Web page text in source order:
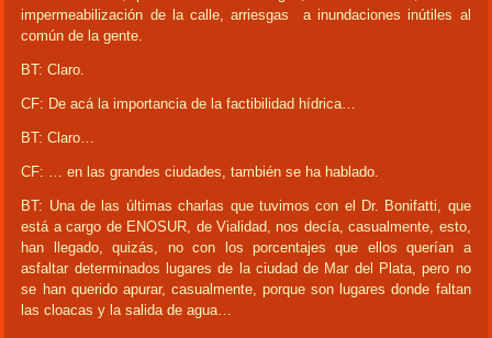
impermeabilización de la calle, arriesgas a inundaciones inútiles al
común de la gente.
BT: Claro.
CF: De acá la importancia de la factibilidad hídrica…
BT: Claro…
CF: … en las grandes ciudades, también se ha hablado.
BT: Una de las últimas charlas que tuvimos con el Dr. Bonifatti, que
está a cargo de ENOSUR, de Vialidad, nos decía, casualmente, esto,
han llegado, quizás, no con los porcentajes que ellos querían a
asfaltar determinados lugares de la ciudad de Mar del Plata, pero no
se han querido apurar, casualmente, porque son lugares donde faltan
las cloacas y la salida de agua…